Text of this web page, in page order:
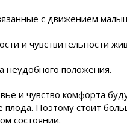
с движением
и чувствительности
неудобного положения.
и чувство комфорта
Поэтому стоит
состоянии.